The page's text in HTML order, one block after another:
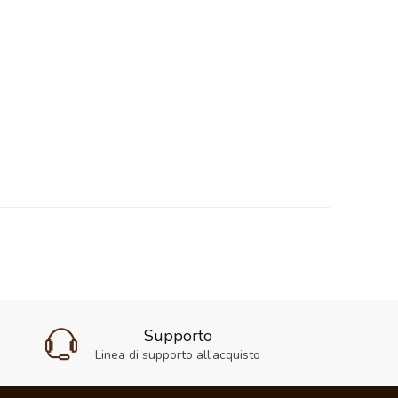
Supporto
Linea di supporto all'acquisto